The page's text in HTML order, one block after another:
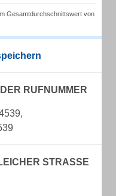
Gesamtdurchschnittswert von
RUFNUMMER
STRASSE